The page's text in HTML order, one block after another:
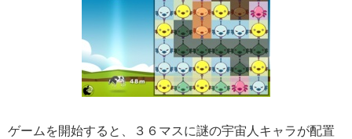
ゲームを開始すると、３６マスに謎の宇宙人キャラが配置